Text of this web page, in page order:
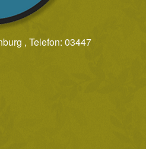
, Telefon: 03447